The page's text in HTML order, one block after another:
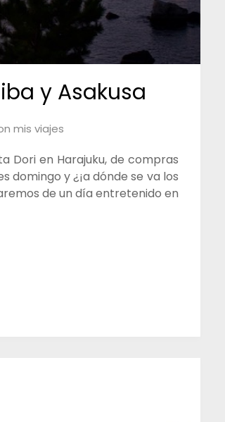
y Asakusa
mis viajes
Dori en Harajuku, de compras
domingo y ¿¡a dónde se va los
de un día entretenido en